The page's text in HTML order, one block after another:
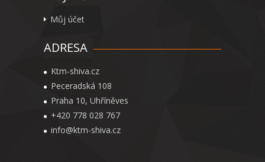
Můj účet
ADRESA
Ktm-shiva.cz
Peceradská 108
Praha 10, Uhříněves
+420 778 028 767
info@ktm-shiva.cz